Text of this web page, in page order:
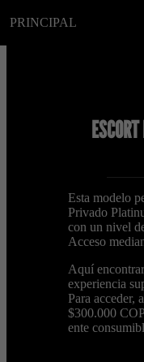
PRINCIPAL
Esta modelo
Privado
con un nivel
Acceso
Aquí
experiencia
Para acceder,
$300.000
ente